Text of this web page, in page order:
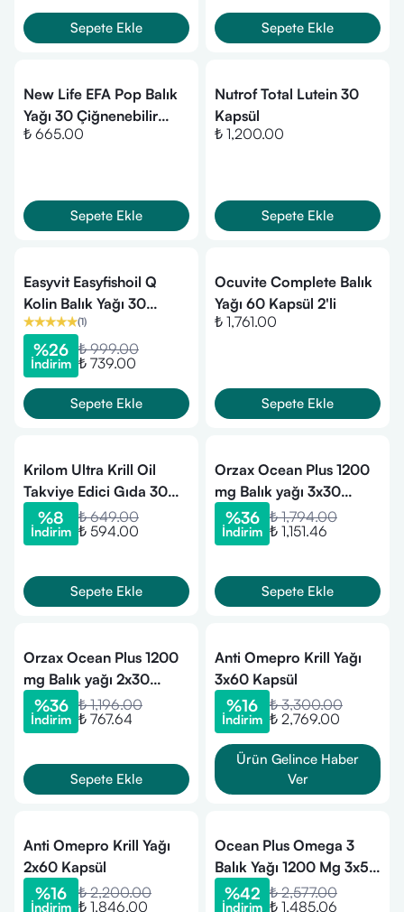
Sepete Ekle Sepete Ekle
New Life EFA Pop Balık
Yağı 30 Çiğnenebilir
Kapsül
₺ 665.00
Sepete Ekle
Nutrof Total Lutein 30
Kapsül
₺ 1,200.00
Sepete Ekle
Easyvit Easyfishoil Q
Kolin Balık Yağı 30
Çiğnenebilir Tablet
(1)
%26
İndirim
₺ 999.00
₺ 739.00
Sepete Ekle
Ocuvite Complete Balık
Yağı 60 Kapsül 2'li
₺ 1,761.00
Sepete Ekle
Krilom Ultra Krill Oil
Takviye Edici Gıda 30
Yumuşak Kapsül
%8
İndirim
₺ 649.00
₺ 594.00
Sepete Ekle
Orzax Ocean Plus 1200
mg Balık yağı 3x30
Kapsül
%36
İndirim
₺ 1,794.00
₺ 1,151.46
Sepete Ekle
Orzax Ocean Plus 1200
mg Balık yağı 2x30
Kapsül
%36
İndirim
₺ 1,196.00
₺ 767.64
Sepete Ekle
Anti Omepro Krill Yağı
3x60 Kapsül
%16
İndirim
₺ 3,300.00
₺ 2,769.00
Ürün Gelince Haber
Ver
Anti Omepro Krill Yağı
2x60 Kapsül
%16
İndirim
₺ 2,200.00
₺ 1,846.00
Ocean Plus Omega 3
Balık Yağı 1200 Mg 3x50
Kapsül
%42
İndirim
₺ 2,577.00
₺ 1,485.06